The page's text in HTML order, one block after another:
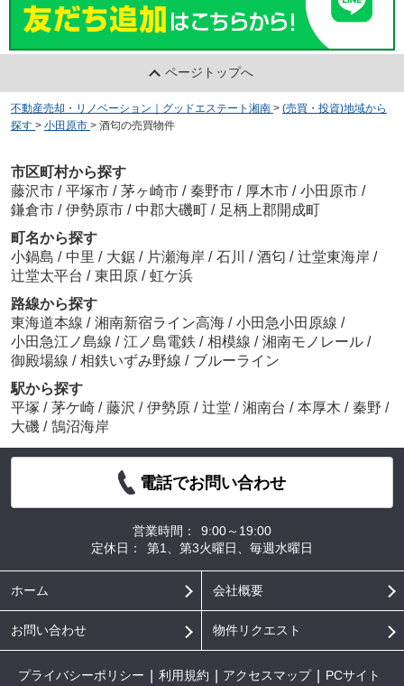
ページトップへ
不動産売却・リノベーション｜グッドエステート湘南 > (売買・投資)地域から
探す > 小田原市 > 酒匂の売買物件
市区町村から探す
藤沢市 / 平塚市 / 茅ヶ崎市 / 秦野市 / 厚木市 / 小田原市 /
鎌倉市 / 伊勢原市 / 中郡大磯町 / 足柄上郡開成町
町名から探す
小鍋島 / 中里 / 大鋸 / 片瀬海岸 / 石川 / 酒匂 / 辻堂東海岸 /
辻堂太平台 / 東田原 / 虹ケ浜
路線から探す
東海道本線 / 湘南新宿ライン高海 / 小田急小田原線 /
小田急江ノ島線 / 江ノ島電鉄 / 相模線 / 湘南モノレール /
御殿場線 / 相鉄いずみ野線 / ブルーライン
駅から探す
平塚 / 茅ケ崎 / 藤沢 / 伊勢原 / 辻堂 / 湘南台 / 本厚木 / 秦野 /
大磯 / 鵠沼海岸
電話でお問い合わせ
営業時間：
9:00～19:00
定休日：
第1、第3火曜日、毎週水曜日
ホーム 会社概要
お問い合わせ 物件リクエスト
プライバシーポリシー 利用規約 アクセスマップ PCサイト